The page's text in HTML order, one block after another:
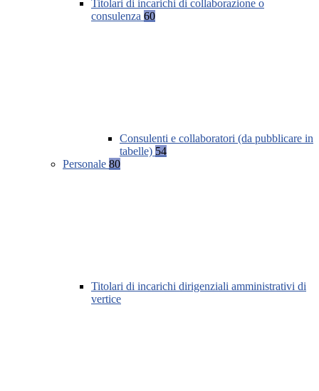
Titolari di incarichi di collaborazione o
consulenza 60
Consulenti e collaboratori (da pubblicare in
tabelle) 54
Personale 80
Titolari di incarichi dirigenziali amministrativi di
vertice